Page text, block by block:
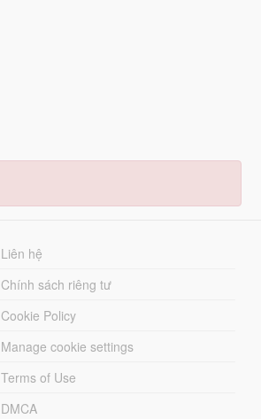
Liên hệ
Chính sách riêng tư
Cookie Policy
Manage cookie settings
Terms of Use
DMCA